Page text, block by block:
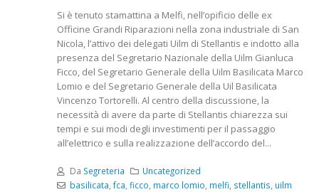
Si è tenuto stamattina a Melfi, nell’opificio delle ex
Officine Grandi Riparazioni nella zona industriale di San
Nicola, l’attivo dei delegati Uilm di Stellantis e indotto alla
presenza del Segretario Nazionale della Uilm Gianluca
Ficco, del Segretario Generale della Uilm Basilicata Marco
Lomio e del Segretario Generale della Uil Basilicata
Vincenzo Tortorelli. Al centro della discussione, la
necessità di avere da parte di Stellantis chiarezza sui
tempi e sui modi degli investimenti per il passaggio
all’elettrico e sulla realizzazione dell’accordo del...
Da Segreteria
Uncategorized
basilicata fca ficco marco lomio melfi stellantis uilm